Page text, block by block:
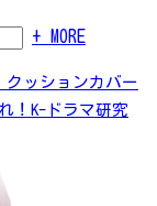
+ MORE
クッションカバー
！K-ドラマ研究